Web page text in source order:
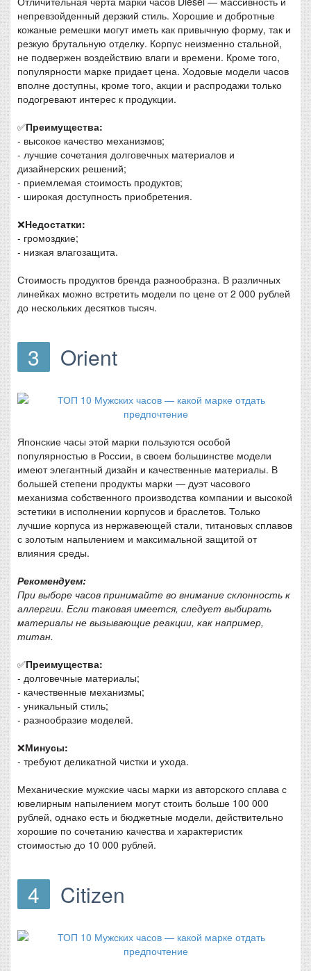
непревзойденный дерзкий стиль. Хорошие и добротные
кожаные ремешки могут иметь как привычную форму, так и
резкую брутальную отделку. Корпус неизменно стальной,
не подвержен воздействию влаги и времени. Кроме того,
популярности марке придает цена. Ходовые модели часов
вполне доступны, кроме того, акции и распродажи только
подогревают интерес к продукции.
✅Преимущества:
- высокое качество механизмов;
- лучшие сочетания долговечных материалов и
дизайнерских решений;
- приемлемая стоимость продуктов;
- широкая доступность приобретения.
❌Недостатки:
- громоздкие;
- низкая влагозащита.
Стоимость продуктов бренда разнообразна. В различных
линейках можно встретить модели по цене от 2 000 рублей
до нескольких десятков тысяч.
3 Orient
Японские часы этой марки пользуются особой
популярностью в России, в своем большинстве модели
имеют элегантный дизайн и качественные материалы. В
большей степени продукты марки — дуэт часового
механизма собственного производства компании и высокой
эстетики в исполнении корпусов и браслетов. Только
лучшие корпуса из нержавеющей стали, титановых сплавов
с золотым напылением и максимальной защитой от
влияния среды.
Рекомендуем:
При выборе часов принимайте во внимание склонность к
аллергии. Если таковая имеется, следует выбирать
материалы не вызывающие реакции, как например,
титан.
✅Преимущества:
- долговечные материалы;
- качественные механизмы;
- уникальный стиль;
- разнообразие моделей.
❌Минусы:
- требуют деликатной чистки и ухода.
Механические мужские часы марки из авторского сплава с
ювелирным напылением могут стоить больше 100 000
рублей, однако есть и бюджетные модели, действительно
хорошие по сочетанию качества и характеристик
стоимостью до 10 000 рублей.
4 Citizen